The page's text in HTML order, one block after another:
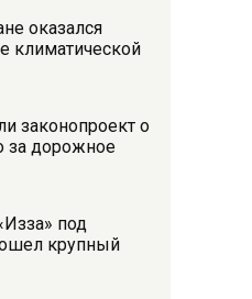
оказался
климатической
законопроект о
за дорожное
под
крупный